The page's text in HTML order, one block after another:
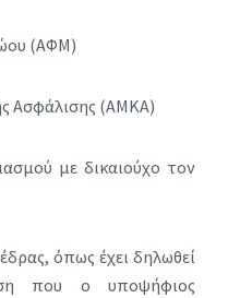
(ΑΦΜ)
Ασφάλισης (ΑΜΚΑ)
με δικαιούχο τον
όπως έχει δηλωθεί
που ο υποψήφιος